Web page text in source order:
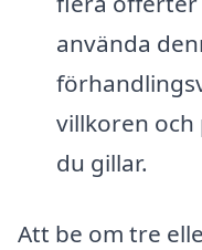
använda
villkoren
du gillar.
Att be om tre